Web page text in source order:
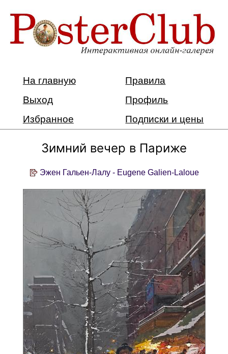
На главную
Правила
Выход
Профиль
Избранное
Подписки и цены
Зимний вечер в Париже
Эжен Гальен-Лалу - Eugene Galien-Laloue